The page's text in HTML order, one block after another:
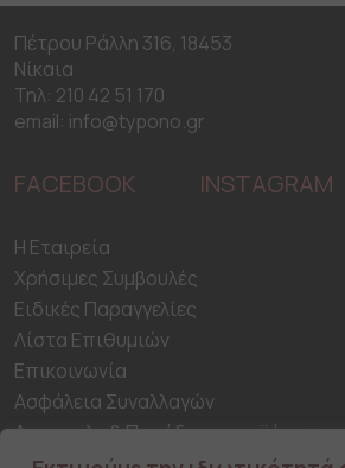
options
may
be
chosen
product
product
Πέτρου Ράλλη 316, 18453
Νίκαια
Τηλ: 210 42 51 170
email: info@typono.gr
FACEBOOK INSTAGRAM
H Εταιρεία
Χρήσιμες Συμβουλές
Ειδικές Παραγγελίες
Λίστα Επιθυμιών
Επικοινωνία
Ασφάλεια Συναλλαγών
Αποστολη & Παράδοση προϊόντων